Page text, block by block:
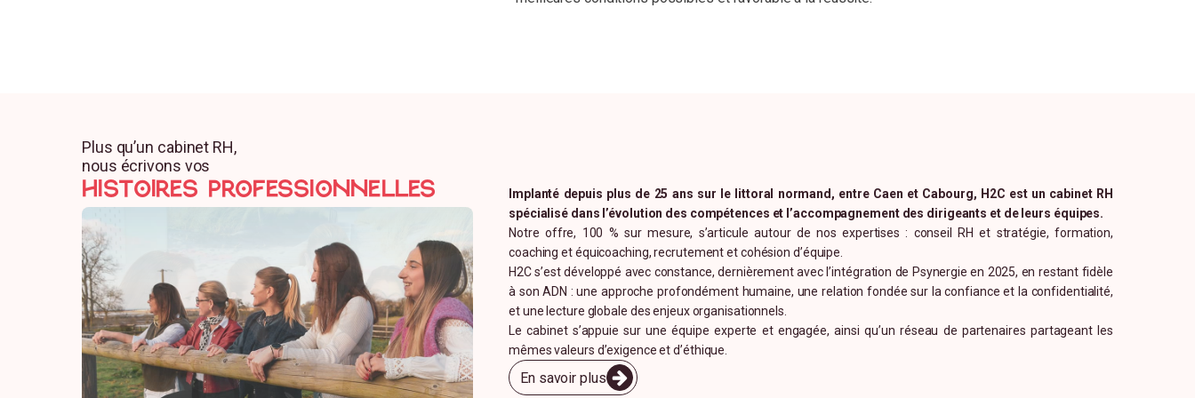
Plus qu’un cabinet RH,
nous écrivons vos
HISTOIRES professionnelles
Implanté depuis plus de 25 ans sur le littoral normand, entre Caen et Cabourg, H2C est un cabinet RH
spécialisé dans l’évolution des compétences et l’accompagnement des dirigeants et de leurs équipes.
Notre offre, 100 % sur mesure, s’articule autour de nos expertises : conseil RH et stratégie, formation,
coaching et équicoaching, recrutement et cohésion d’équipe.
H2C s’est développé avec constance, dernièrement avec l’intégration de Psynergie en 2025, en restant fidèle
à son ADN : une approche profondément humaine, une relation fondée sur la confiance et la confidentialité,
et une lecture globale des enjeux organisationnels.
Le cabinet s’appuie sur une équipe experte et engagée, ainsi qu’un réseau de partenaires partageant les
mêmes valeurs d’exigence et d’éthique.
En savoir plus